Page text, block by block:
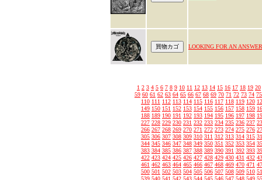
LOOKING FOR AN ANSWER
1 2 3 4 5 6 7 8 9 10 11 12 13 14 15 16 17 18 19 20
59 60 61 62 63 64 65 66 67 68 69 70 71 72 73 74 75
110 111 112 113 114 115 116 117 118 119 120
149 150 151 152 153 154 155 156 157 158 159
188 189 190 191 192 193 194 195 196 197 198
227 228 229 230 231 232 233 234 235 236 237
266 267 268 269 270 271 272 273 274 275 276
305 306 307 308 309 310 311 312 313 314 315
344 345 346 347 348 349 350 351 352 353 354
383 384 385 386 387 388 389 390 391 392 393
422 423 424 425 426 427 428 429 430 431 432
461 462 463 464 465 466 467 468 469 470 471
500 501 502 503 504 505 506 507 508 509 510
539 540 541 542 543 544 545 546 547 548 549